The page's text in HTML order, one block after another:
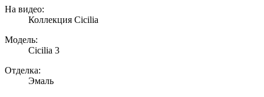
На видео:
Коллекция Cicilia
Модель:
Cicilia 3
Отделка:
Эмаль